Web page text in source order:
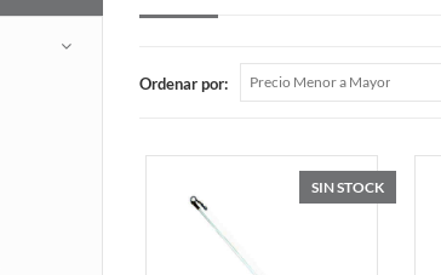
Ordenar por:
SIN STOCK